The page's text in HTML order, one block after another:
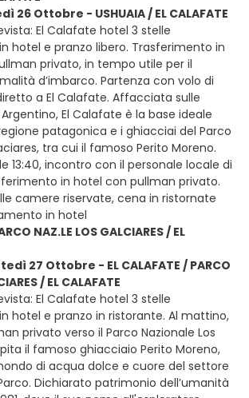
26 Ottobre - USHUAIA / EL CALAFATE
El Calafate hotel 3 stelle
hotel e pranzo libero. Trasferimento in
privato, in tempo utile per il
d’imbarco. Partenza con volo di
a El Calafate. Affacciata sulle
El Calafate è la base ideale
patagonica e i ghiacciai del Parco
tra cui il famoso Perito Moreno.
13:40, incontro con il personale locale di
in hotel con pullman privato.
camere riservate, cena in ristornate
in hotel
NAZ.LE LOS GALCIARES / EL
27 Ottobre - EL CALAFATE / PARCO
/ EL CALAFATE
El Calafate hotel 3 stelle
hotel e pranzo in ristorante. Al mattino,
privato verso il Parco Nazionale Los
il famoso ghiacciaio Perito Moreno,
di acqua dolce e cuore del settore
Dichiarato patrimonio dell’umanità